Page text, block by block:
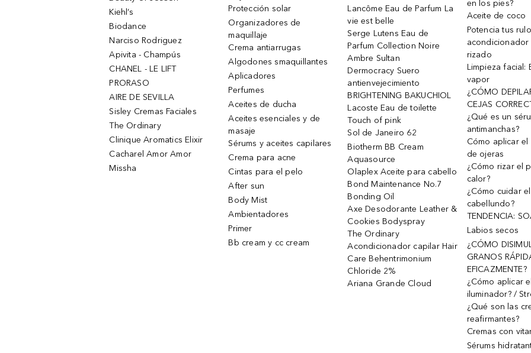
Kiehl’s
Biodance
Narciso Rodriguez
Apivita - Champús
CHANEL - LE LIFT
PRORASO
AIRE DE SEVILLA
Sisley Cremas Faciales
The Ordinary
Clinique Aromatics Elixir
Cacharel Amor Amor
Missha
Protección solar
Organizadores de
maquillaje
Crema antiarrugas
Algodones smaquillantes
Aplicadores
Perfumes
Aceites de ducha
Aceites esenciales y de
masaje
Sérums y aceites capilares
Crema para acne
Cintas para el pelo
After sun
Body Mist
Ambientadores
Primer
Bb cream y cc cream
Lancôme Eau de Parfum La
vie est belle
Serge Lutens Eau de
Parfum Collection Noire
Ambre Sultan
Dermocracy Suero
antienvejecimiento
BRIGHTENING BAKUCHIOL
Lacoste Eau de toilette
Touch of pink
Sol de Janeiro 62
Biotherm BB Cream
Aquasource
Olaplex Aceite para cabello
Bond Maintenance No.7
Bonding Oil
Axe Desodorante Leather &
Cookies Bodyspray
The Ordinary
Acondicionador capilar Hair
Care Behentrimonium
Chloride 2%
Ariana Grande Cloud
en los pies?
Aceite de coco
Potencia tus
rizado
Limpieza facial:
vapor
¿CÓMO
CEJAS
¿Qué es un
antimanchas?
Cómo aplicar
de ojeras
¿Cómo rizar el
calor?
¿Cómo cuidar
cabellundo?
TENDENCIA:
Labios secos
¿CÓMO
GRANOS
EFICAZMENTE?
¿Cómo aplicar
iluminador? /
¿Qué son las
reafirmantes?
Cremas con
Sérums